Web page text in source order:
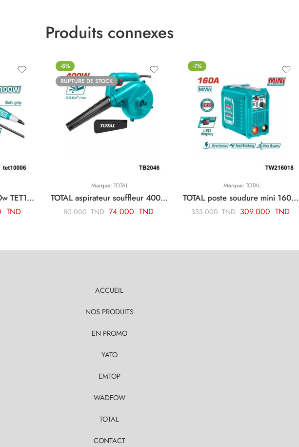
Produits connexes
TOTAL fer a souder 100w TET10006
TND
-8%
RUPTURE DE STOCK
Marque: TOTAL
TOTAL aspirateur souffleur 400w TB2046
80.000TND 74.000 TND
-7%
Marque: TOTAL
TOTAL poste soudure mini 160a TW216018
333.000TND 309.000 TND
ACCUEIL
NOS PRODUITS
EN PROMO
YATO
EMTOP
WADFOW
TOTAL
CONTACT